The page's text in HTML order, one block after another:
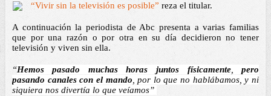
“Vivir sin la televisión es posible” reza el titular.
A continuación la periodista de Abc presenta a varias familias
que por una razón o por otra en su día decidieron no tener
televisión y viven sin ella.
“Hemos pasado muchas horas juntos físicamente, pero
pasando canales con el mando, por lo que no hablábamos, y ni
siquiera nos divertía lo que veíamos”